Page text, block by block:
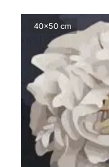
40x50 cm